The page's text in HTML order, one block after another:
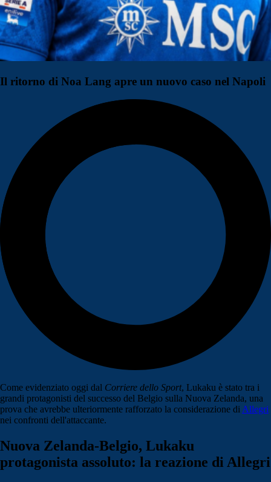
Il ritorno di Noa Lang apre un nuovo caso nel Napoli
Come evidenziato oggi dal Corriere dello Sport, Lukaku è stato tra i
grandi protagonisti del successo del Belgio sulla Nuova Zelanda, una
prova che avrebbe ulteriormente rafforzato la considerazione diAllegri
nei confronti dell'attaccante.
Nuova Zelanda-Belgio, Lukaku
protagonista assoluto: la reazione di Allegri